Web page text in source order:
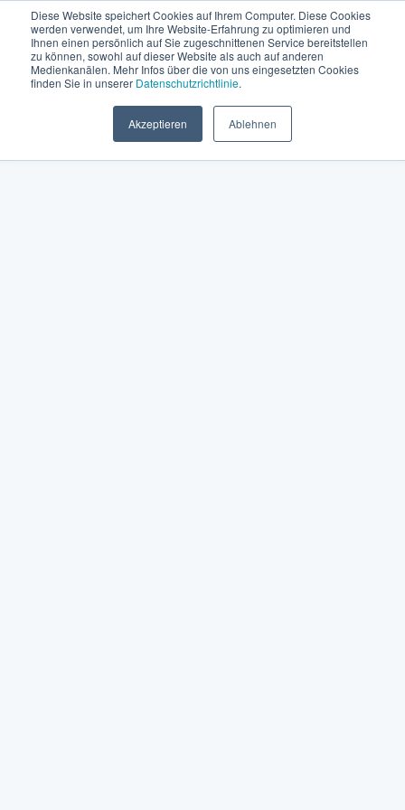
Diese Website speichert Cookies auf Ihrem Computer. Diese Cookies
werden verwendet, um Ihre Website-Erfahrung zu optimieren und
Ihnen einen persönlich auf Sie zugeschnittenen Service bereitstellen
zu können, sowohl auf dieser Website als auch auf anderen
Medienkanälen. Mehr Infos über die von uns eingesetzten Cookies
finden Sie in unserer Datenschutzrichtlinie.
Akzeptieren Ablehnen